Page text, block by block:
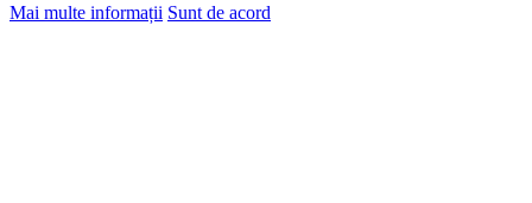
Mai multe informații Sunt de acord